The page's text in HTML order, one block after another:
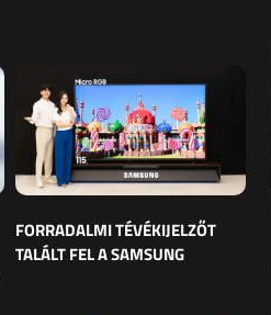
FORRADALMI TÉVÉKIJELZŐT
TALÁLT FEL A SAMSUNG